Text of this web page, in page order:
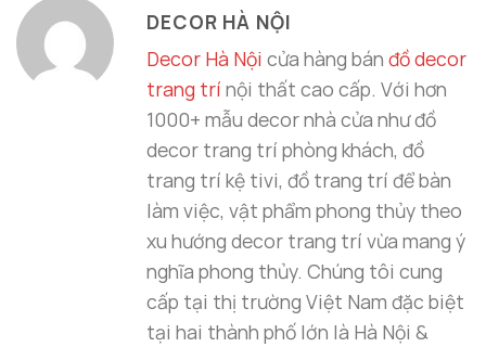
DECOR HÀ NỘI
Decor Hà Nội cửa hàng bán đồ decor
trang trí nội thất cao cấp. Với hơn
1000+ mẫu decor nhà cửa như đồ
decor trang trí phòng khách, đồ
trang trí kệ tivi, đồ trang trí để bàn
làm việc, vật phẩm phong thủy theo
xu hướng decor trang trí vừa mang ý
nghĩa phong thủy. Chúng tôi cung
cấp tại thị trường Việt Nam đặc biệt
tại hai thành phố lớn là Hà Nội &